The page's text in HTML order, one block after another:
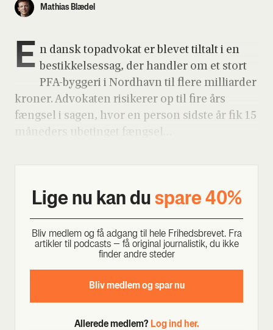
Mathias Blædel
E n dansk topad­vo­kat er ble­vet til­talt i en
bestik­kel­ses­sag, der hand­ler om et stort
PFA-byg­ge­ri i Nord­havn til fle­re mil­li­ar­der
kro­ner. Advo­ka­ten risi­ke­rer op til fire års
fængsel i sagen, hvor en per­son sid­ste år fik 15
måne­ders ube­tin­get fængsel…
Lige nu kan du spa­re 40%
Bliv med­lem og få adgang til hele Fri­heds­bre­vet. Fra
artik­ler til podcasts – få ori­gi­nal jour­na­li­stik, du ikke
fin­der andre ste­der
Bliv med­lem og spar nu
Allerede medlem? Log ind her.